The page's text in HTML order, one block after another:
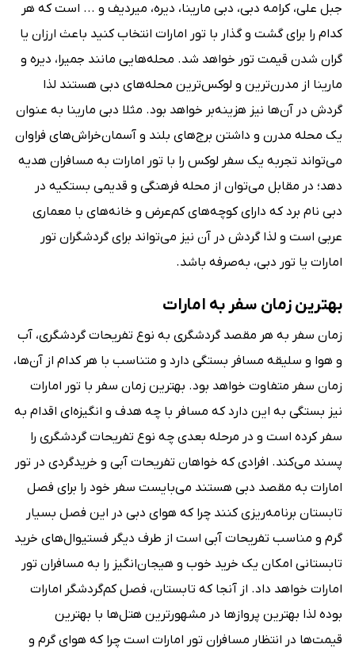
جبل علی، کرامه دبی، دبی مارینا، دیره، میردیف و ... است که هر
کدام را برای گشت و گذار با تور امارات انتخاب کنید باعث ارزان یا
گران شدن قیمت تور خواهد شد. محله‌هایی مانند جمیرا، دیره و
مارینا از مدرن‌ترین و لوکس‌ترین محله‌های دبی هستند لذا
گردش در آن‌ها نیز هزینه‌بر خواهد بود. مثلا دبی مارینا به عنوان
یک محله مدرن و داشتن برج‌های بلند و آسمان‌خراش‌های فراوان
می‌تواند تجربه یک سفر لوکس را با تور امارات به مسافران هدیه
دهد؛ در مقابل می‌توان از محله فرهنگی و قدیمی بستکیه در
دبی نام برد که دارای کوچه‌های کم‌عرض و خانه‌های با معماری
عربی است و لذا گردش در آن نیز می‌تواند برای گردشگران تور
امارات یا تور دبی، به‌صرفه باشد.
بهترین زمان سفر به امارات
زمان سفر به هر مقصد گردشگری به نوع تفریحات گردشگری، آب
و هوا و سلیقه مسافر بستگی دارد و متناسب با هر کدام از آن‌ها،
زمان سفر متفاوت خواهد بود. بهترین زمان سفر با تور امارات
نیز بستگی به این دارد که مسافر با چه هدف و انگیزه‌ای اقدام به
سفر کرده است و در مرحله بعدی چه نوع تفریحات گردشگری را
پسند می‌کند. افرادی که خواهان تفریحات آبی و خریدگردی در تور
امارات به مقصد دبی هستند می‌بایست سفر خود را برای فصل
تابستان برنامه‌ریزی کنند چرا که هوای دبی در این فصل بسیار
گرم و مناسب تفریحات آبی است از طرف دیگر فستیوال‌های خرید
تابستانی امکان یک خرید خوب و هیجان‌انگیز را به مسافران تور
امارات خواهد داد. از آنجا که تابستان، فصل کم‌گردشگر امارات
بوده لذا بهترین پروازها در مشهورترین هتل‌ها با بهترین
قیمت‌ها در انتظار مسافران تور امارات است چرا که هوای گرم و